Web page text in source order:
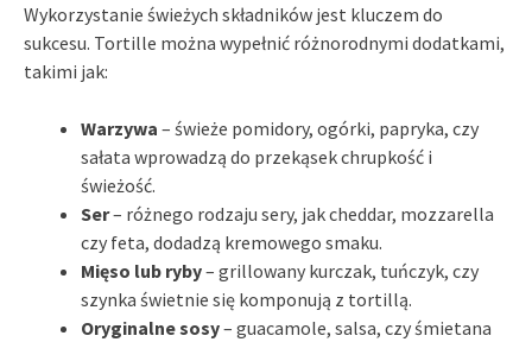
Wykorzystanie świeżych składników jest kluczem do
sukcesu. Tortille można wypełnić różnorodnymi dodatkami,
takimi jak:
Warzywa – świeże pomidory, ogórki, papryka, czy
sałata wprowadzą do przekąsek chrupkość i
świeżość.
Ser– różnego rodzaju sery, jak cheddar, mozzarella
czy feta, dodadzą kremowego smaku.
Mięso lub ryby– grillowany kurczak, tuńczyk, czy
szynka świetnie się komponują z tortillą.
Oryginalne sosy– guacamole, salsa, czy śmietana